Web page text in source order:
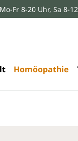
Fr 8-20 Uhr, Sa 8-
Homöopathie